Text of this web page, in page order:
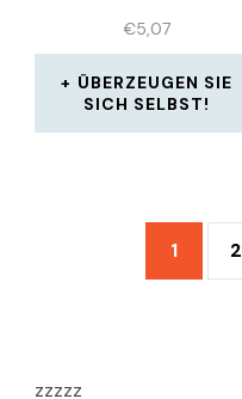
€5,07
ÜBERZEUGEN SIE
SICH SELBST!
1 2
zzzzz